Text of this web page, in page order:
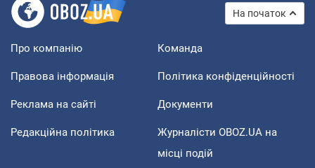
На початок
Про компанію Команда
Правова інформація Політика конфіденційності
Реклама на сайті Документи
Редакційна політика
Журналісти OBOZ.UA на
місці подій